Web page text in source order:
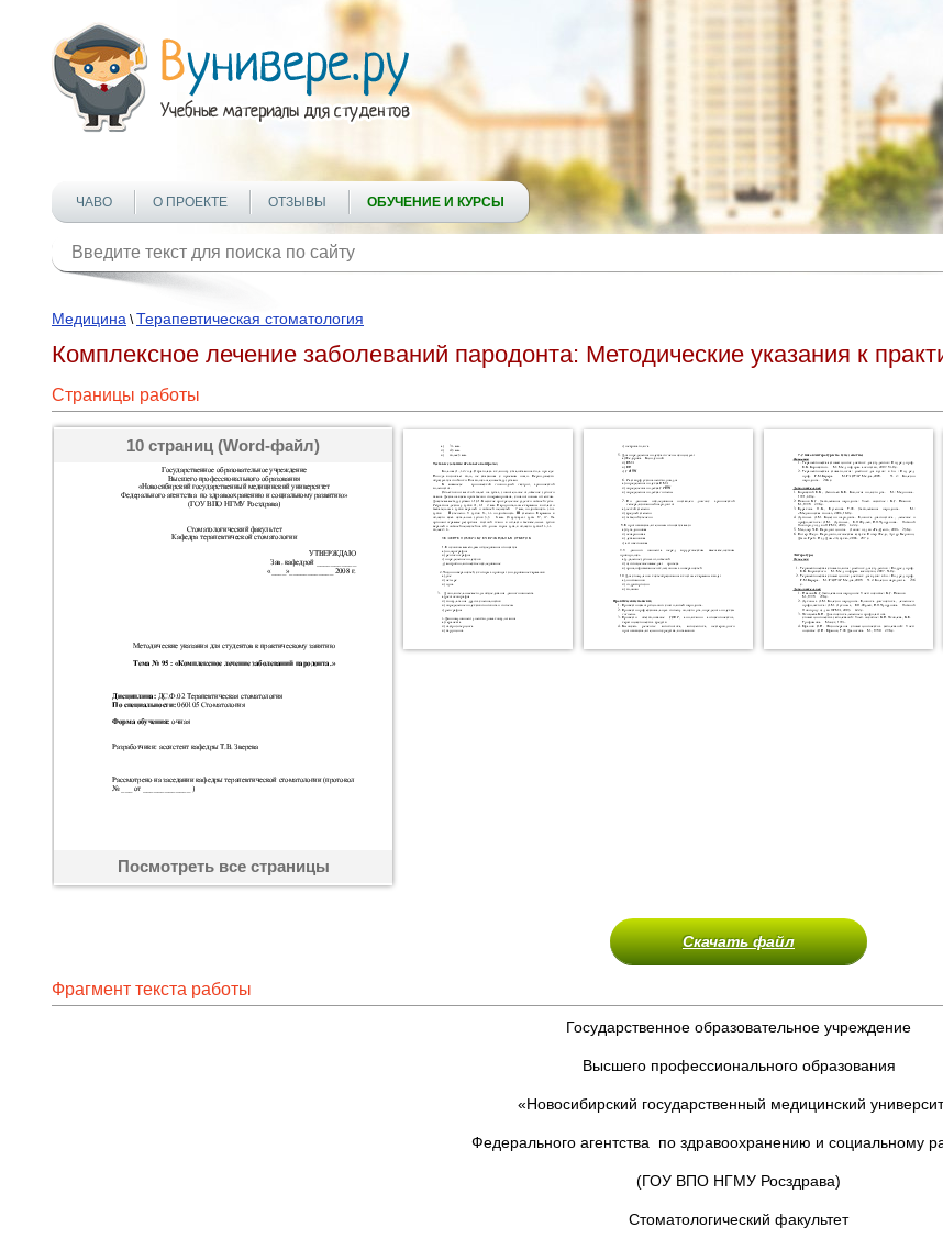
ЧАВО О ПРОЕКТЕ ОТЗЫВЫ ОБУЧЕНИЕ И КУРСЫ
Медицина \Терапевтическая стоматология
Комплексное лечение заболеваний пародонта: Методические указания к
Страницы работы
10 страниц (Word-файл)
Посмотреть все страницы
Скачать файл
Фрагмент текста работы
Государственное образовательное учреждение
Высшего профессионального образования
«Новосибирский государственный медицинский
Федерального агентства по здравоохранению и социальному
(ГОУ ВПО НГМУ Росздрава)
Стоматологический факультет